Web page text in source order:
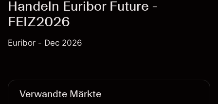
Handeln Euribor Future -
FEIZ2026
Euribor - Dec 2026
Verwandte Märkte